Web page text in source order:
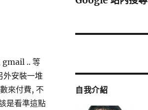
gmail .. 等
外安裝一堆
來付費, 不
是看準這點
自我介紹